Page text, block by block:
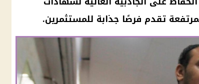
تقدم فرصًا جذابة للمستثمرين.